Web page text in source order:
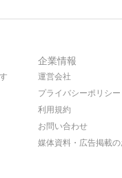
企業情報
運営会社
プライバシーポリシー
利用規約
お問い合わせ
媒体資料・広告掲載